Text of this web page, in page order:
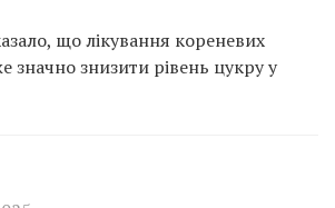
що лікування кореневих
значно знизити рівень цукру у